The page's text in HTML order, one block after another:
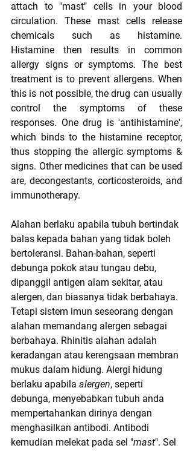
attach to "mast" cells in your blood
circulation. These mast cells release
chemicals such as histamine.
Histamine then results in common
allergy signs or symptoms. The best
treatment is to prevent allergens. When
this is not possible, the drug can usually
control the symptoms of these
responses. One drug is 'antihistamine',
which binds to the histamine receptor,
thus stopping the allergic symptoms &
signs. Other medicines that can be used
are, decongestants, corticosteroids, and
immunotherapy.
Alahan berlaku apabila tubuh bertindak
balas kepada bahan yang tidak boleh
bertoleransi. Bahan-bahan, seperti
debunga pokok atau tungau debu,
dipanggil antigen alam sekitar, atau
alergen, dan biasanya tidak berbahaya.
Tetapi sistem imun seseorang dengan
alahan memandang alergen sebagai
berbahaya. Rhinitis alahan adalah
keradangan atau kerengsaan membran
mukus dalam hidung. Alergi hidung
berlaku apabila alergen, seperti
debunga, menyebabkan tubuh anda
mempertahankan dirinya dengan
menghasilkan antibodi. Antibodi
kemudian melekat pada sel "mast". Sel